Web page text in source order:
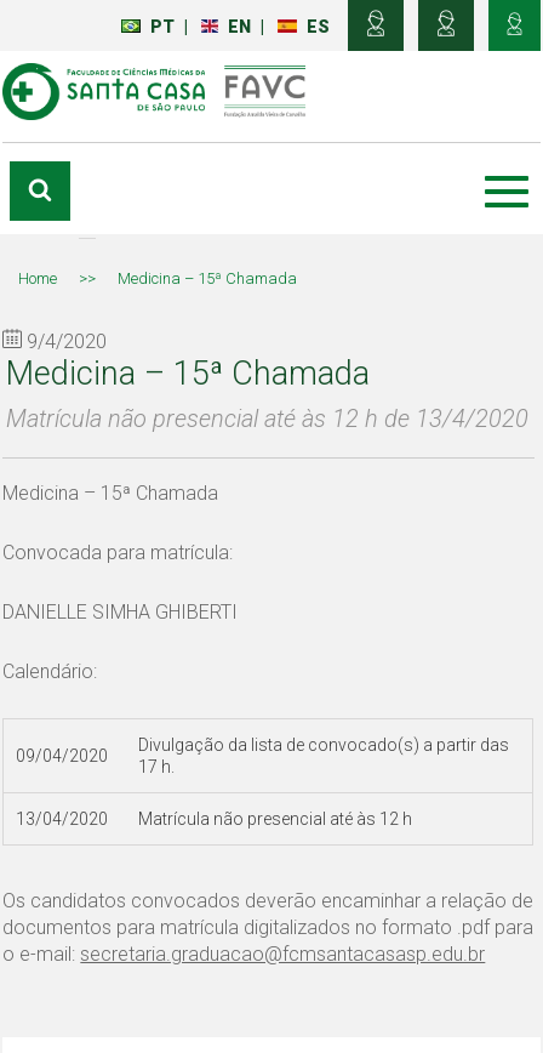
PT EN ES
Home >> Medicina – 15ª Chamada
9/4/2020
Medicina – 15ª Chamada
Matrícula não presencial até às 12 h de 13/4/2020
Medicina – 15ª Chamada
Convocada para matrícula:
DANIELLE SIMHA GHIBERTI
Calendário:
09/04/2020
Divulgação da lista de convocado(s) a partir das
17 h.
13/04/2020 Matrícula não presencial até às 12 h
Os candidatos convocados deverão encaminhar a relação de
documentos para matrícula digitalizados no formato .pdf para
o e-mail: secretaria.graduacao@fcmsantacasasp.edu.br